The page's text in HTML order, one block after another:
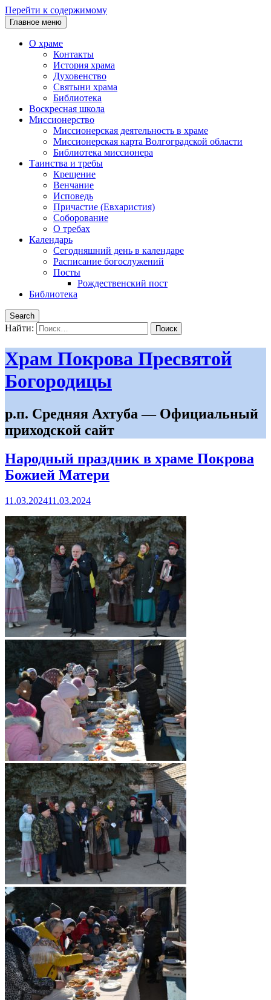
Перейти к содержимому
Главное меню
О храме
Контакты
История храма
Духовенство
Святыни храма
Библиотека
Воскресная школа
Миссионерство
Миссионерская деятельность в храме
Миссионерская карта Волгоградской области
Библиотека миссионера
Таинства и требы
Крещение
Венчание
Исповедь
Причастие (Евхаристия)
Соборование
О требах
Календарь
Сегодняшний день в календаре
Расписание богослужений
Посты
Рождественский пост
Библиотека
Search
Найти:
Храм Покрова Пресвятой
Богородицы
р.п. Средняя Ахтуба — Официальный
приходской сайт
Народный праздник в храме Покрова
Божией Матери
11.03.202411.03.2024